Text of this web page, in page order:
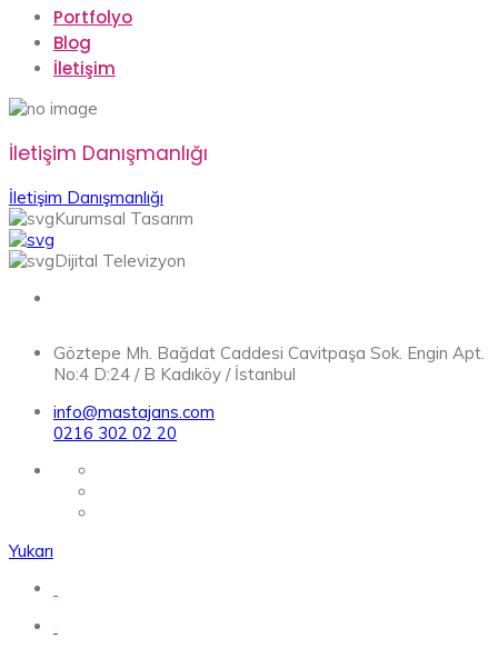
Portfolyo
Blog
İletişim
İletişim Danışmanlığı
İletişim Danışmanlığı
Kurumsal Tasarım
Dijital Televizyon
Göztepe Mh. Bağdat Caddesi Cavitpaşa Sok. Engin Apt.
No:4 D:24 / B Kadıköy / İstanbul
info@mastajans.com
0216 302 02 20
Yukarı